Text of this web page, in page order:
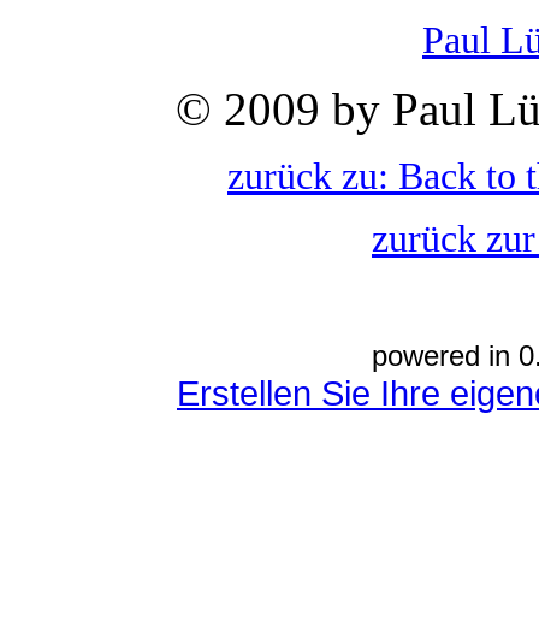
Paul
© 2009 by Paul
zurück zu: Back to
zurück
powered in
Erstellen Sie Ihre